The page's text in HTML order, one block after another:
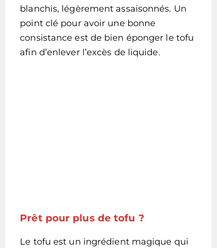
blanchis, légèrement assaisonnés. Un
point clé pour avoir une bonne
consistance est de bien éponger le tofu
afin d’enlever l’excès de liquide.
Prêt pour plus de tofu ?
Le tofu est un ingrédient magique qui